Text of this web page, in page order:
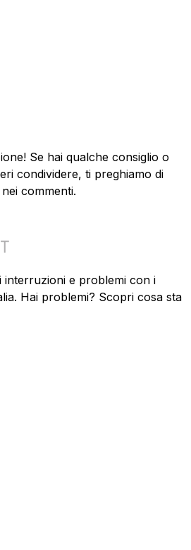
Se hai qualche consiglio o
condividere, ti preghiamo di
commenti.
interruzioni e problemi con i
Hai problemi? Scopri cosa sta